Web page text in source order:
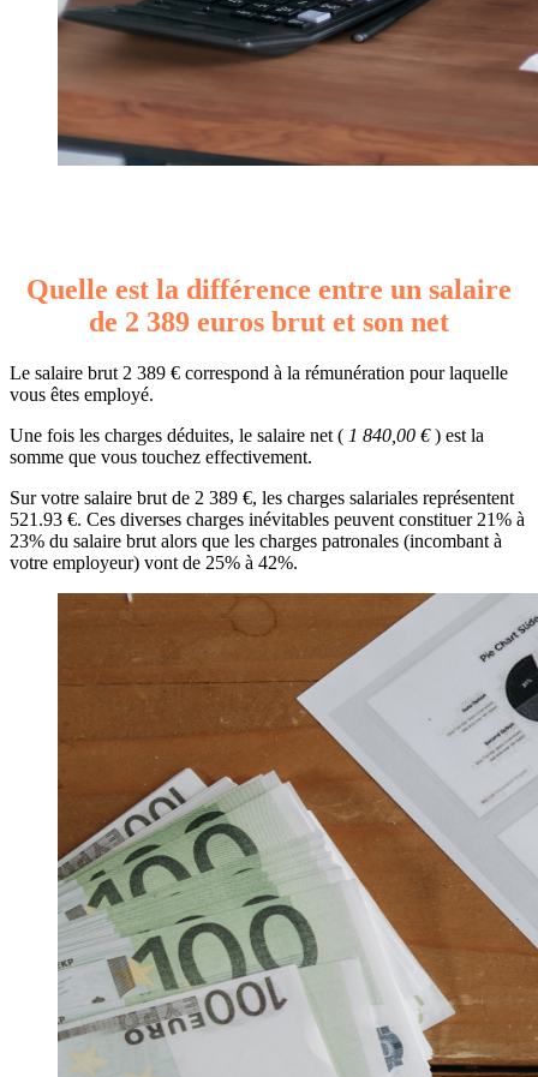
Quelle est la différence entre un salaire
de 2 389 euros brut et son net
Le salaire brut 2 389 € correspond à la rémunération pour laquelle
vous êtes employé.
Une fois les charges déduites, le salaire net ( 1 840,00 €) est la
somme que vous touchez effectivement.
Sur votre salaire brut de 2 389 €, les charges salariales représentent
521.93 €. Ces diverses charges inévitables peuvent constituer 21% à
23% du salaire brut alors que les charges patronales (incombant à
votre employeur) vont de 25% à 42%.